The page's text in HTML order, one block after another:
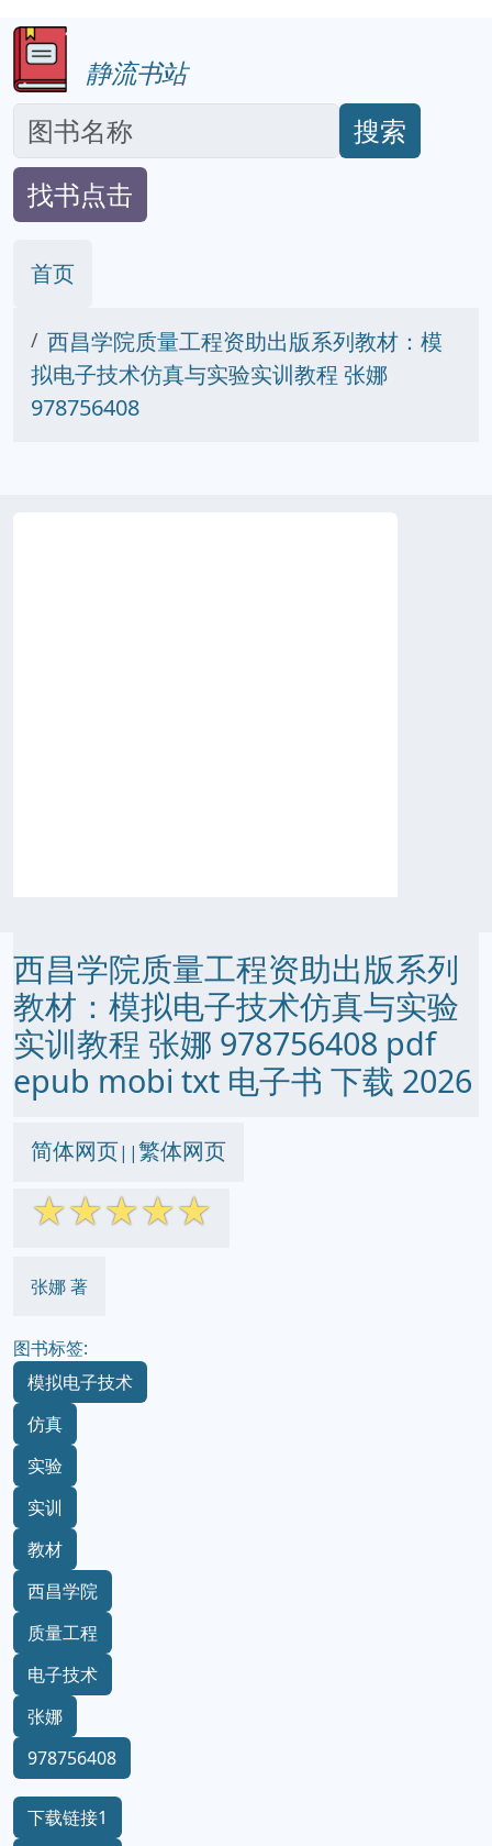
静流书站
搜索
找书点击
首页
西昌学院质量工程资助出版系列教材：模
拟电子技术仿真与实验实训教程 张娜
978756408
西昌学院质量工程资助出版系列
教材：模拟电子技术仿真与实验
实训教程 张娜 978756408 pdf
epub mobi txt 电子书 下载 2026
简体网页||繁体网页
☆☆☆☆☆
张娜 著
图书标签:
模拟电子技术
仿真
实验
实训
教材
西昌学院
质量工程
电子技术
张娜
978756408
下载链接1